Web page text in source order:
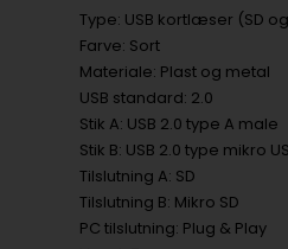
Type: USB kortlæser (SD
Farve: Sort
Materiale: Plast og metal
USB standard: 2.0
Stik A: USB 2.0 type A male
Stik B: USB 2.0 type mikro
Tilslutning A: SD
Tilslutning B: Mikro SD
PC tilslutning: Plug & Play